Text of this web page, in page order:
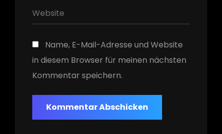
Name, E-Mail-Adresse und Website
in diesem Browser für meinen nächsten
Kommentar speichern.